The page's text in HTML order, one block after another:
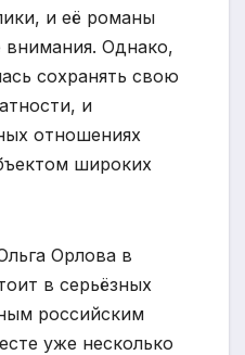
и её романы
внимания. Однако,
сохранять свою
и
отношениях
широких
Орлова в
в серьёзных
российским
уже несколько